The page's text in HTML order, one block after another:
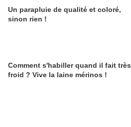
Un parapluie de qualité et coloré,
sinon rien !
Comment s'habiller quand il fait très
froid ? Vive la laine mérinos !